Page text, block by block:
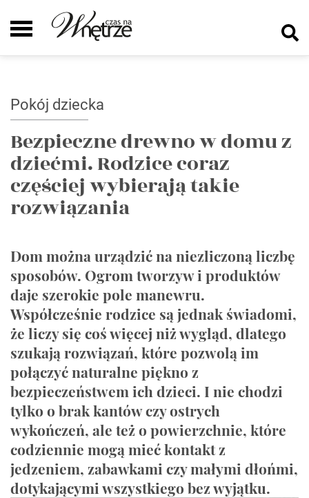
Pokój dziecka
Bezpieczne drewno w domu z
dziećmi. Rodzice coraz
częściej wybierają takie
rozwiązania
Dom można urządzić na niezliczoną liczbę
sposobów. Ogrom tworzyw i produktów
daje szerokie pole manewru.
Współcześnie rodzice są jednak świadomi,
że liczy się coś więcej niż wygląd, dlatego
szukają rozwiązań, które pozwolą im
połączyć naturalne piękno z
bezpieczeństwem ich dzieci. I nie chodzi
tylko o brak kantów czy ostrych
wykończeń, ale też o powierzchnie, które
codziennie mogą mieć kontakt z
jedzeniem, zabawkami czy małymi dłońmi,
dotykającymi wszystkiego bez wyjątku.